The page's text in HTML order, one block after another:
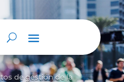
de gestión de la